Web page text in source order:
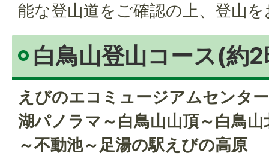
能な登山道をご確認の上、登山
白鳥山登山コース(約
えびのエコミュージアムセンタ
湖パノラマ～白鳥山山頂～白鳥
～不動池～足湯の駅えびの高原